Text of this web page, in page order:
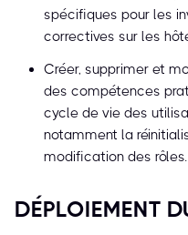
spécifiques pour les
correctives sur les
Créer, supprimer et
des compétences
cycle de vie des
notamment la
modification des rôles.
DÉPLOIEMENT